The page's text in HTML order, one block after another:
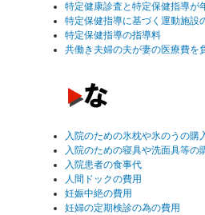
特定健康診査と特定保健指導が
特定保健指導に基づく運動施設
特定保健指導の指導料
共働き夫婦の夫が妻の医療費を
入院のための氷枕や氷のうの購
入院のための寝具や洗面具等の
入院患者の食事代
人間ドックの費用
妊娠中絶の費用
妊婦の定期検診の為の費用